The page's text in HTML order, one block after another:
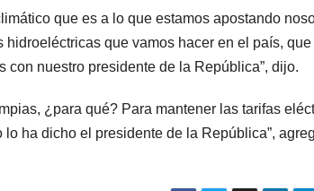
que es a lo que estamos apostando
que vamos hacer en el país, que
nuestro presidente de la República”, dijo.
¿para qué? Para mantener las tarifas
ha dicho el presidente de la República”,